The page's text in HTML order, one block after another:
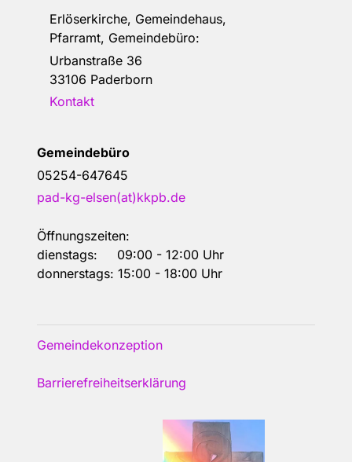
Erlöserkirche, Gemeindehaus,
Pfarramt, Gemeindebüro:
Urbanstraße 36
33106 Paderborn
Kontakt
Gemeindebüro
05254-647645
pad-kg-elsen(at)kkpb.de
Öffnungszeiten:
dienstags: 09:00 - 12:00 Uhr
donnerstags: 15:00 - 18:00 Uhr
Gemeindekonzeption
Barrierefreiheitserklärung